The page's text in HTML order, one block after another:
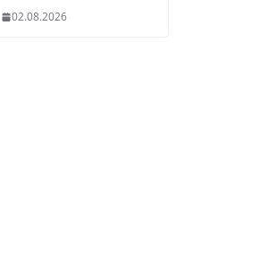
02.08.2026